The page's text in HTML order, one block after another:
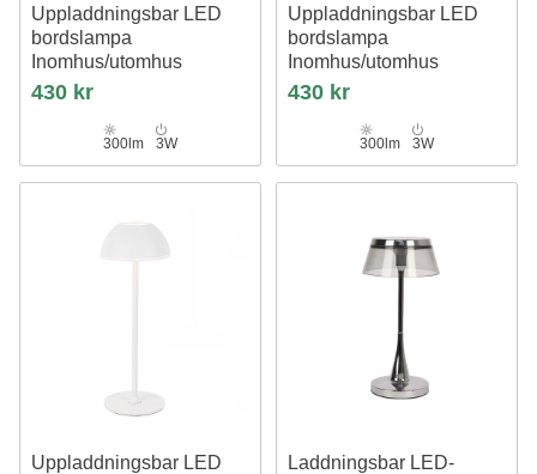
Uppladdningsbar LED
bordslampa
Inomhus/utomhus
Grå, touch dimbar, 3i1, IP54
utomhus bordslampa
430 kr
300lm 3W
Uppladdningsbar LED
bordslampa
Inomhus/utomhus
Svart, touch dimbar, 3i1, IP54
utomhus bordslampa
430 kr
300lm 3W
Uppladdningsbar LED
Laddningsbar LED-